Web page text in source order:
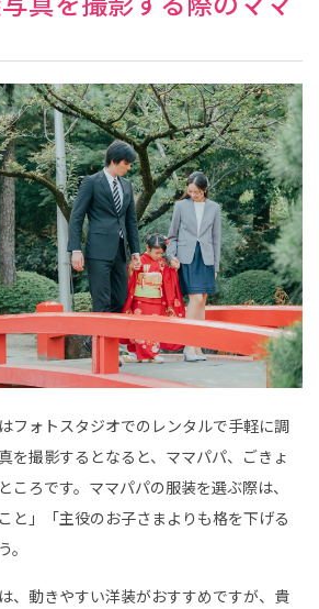
フォトスタジオでのレンタルで手軽に調
を撮影するとなると、ママパパ、ごきょ
ころです。ママパパの服装を選ぶ際は、
と」「主役のお子さまよりも格を下げる
、動きやすい洋装がおすすめですが、貴